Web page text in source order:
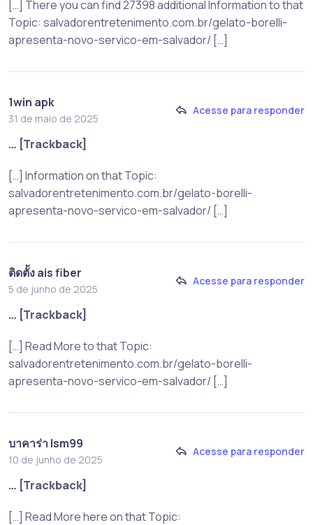
[…] There you can find 27398 additional Information to that
Topic: salvadorentretenimento.com.br/gelato-borelli-
apresenta-novo-servico-em-salvador/ […]
1win apk
31 de maio de 2025
Acesse para responder
… [Trackback]
[…] Information on that Topic:
salvadorentretenimento.com.br/gelato-borelli-
apresenta-novo-servico-em-salvador/ […]
ติดตั้ง ais fiber
5 de junho de 2025
Acesse para responder
… [Trackback]
[…] Read More to that Topic:
salvadorentretenimento.com.br/gelato-borelli-
apresenta-novo-servico-em-salvador/ […]
บาคาร่า lsm99
10 de junho de 2025
Acesse para responder
… [Trackback]
[…] Read More here on that Topic: